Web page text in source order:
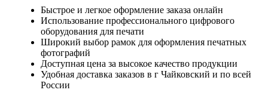
Быстрое и легкое оформление заказа онлайн
Использование профессионального цифрового
оборудования для печати
Широкий выбор рамок для оформления печатных
фотографий
Доступная цена за высокое качество продукции
Удобная доставка заказов в г Чайковский и по всей
России